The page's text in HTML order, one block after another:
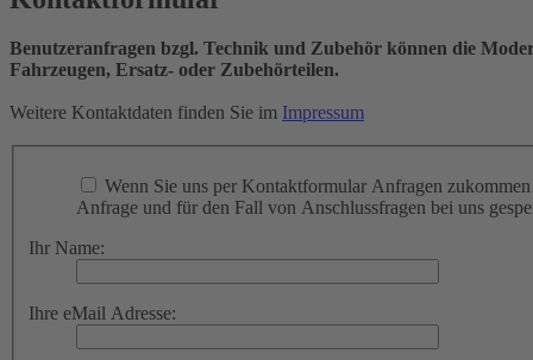
Benutzeranfragen bzgl. Technik und Zubehör können die
Fahrzeugen, Ersatz- oder Zubehörteilen.
Weitere Kontaktdaten finden Sie im Impressum
Wenn Sie uns per Kontaktformular Anfragen
Anfrage und für den Fall von Anschlussfragen bei uns
Ihr Name:
Ihre eMail Adresse: